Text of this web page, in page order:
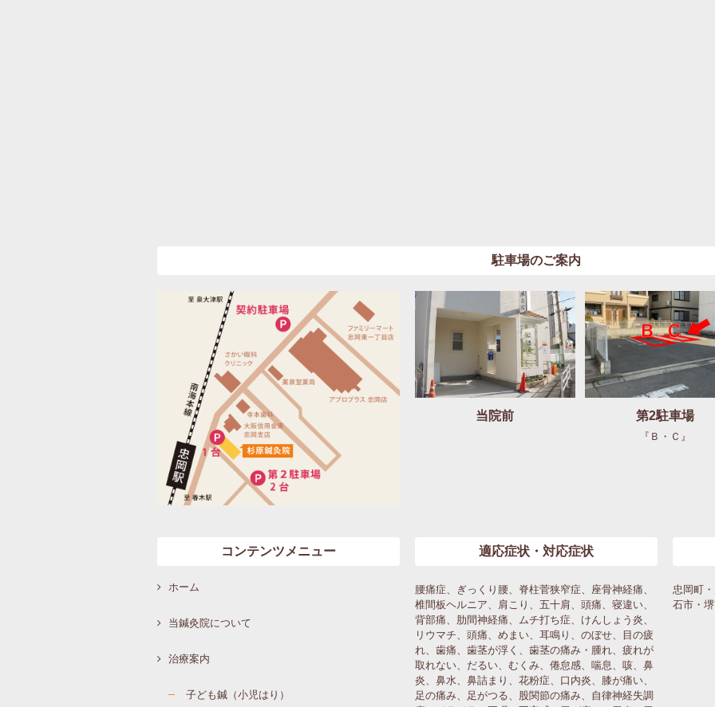
駐車場のご案内
当院前 第2駐車場
『Ｂ・Ｃ』
コンテンツメニュー
ホーム
当鍼灸院について
治療案内
子ども鍼（小児はり）
適応症状・対応症状
腰痛症、ぎっくり腰、脊柱菅狭窄症、座骨神経痛、
椎間板ヘルニア、肩こり、五十肩、頭痛、寝違い、
背部痛、肋間神経痛、ムチ打ち症、けんしょう炎、
リウマチ、頭痛、めまい、耳鳴り、のぼせ、目の疲
れ、歯痛、歯茎が浮く、歯茎の痛み・腫れ、疲れが
取れない、だるい、むくみ、倦怠感、喘息、咳、鼻
炎、鼻水、鼻詰まり、花粉症、口内炎、膝が痛い、
足の痛み、足がつる、股関節の痛み、自律神経失調
忠岡町
石市・